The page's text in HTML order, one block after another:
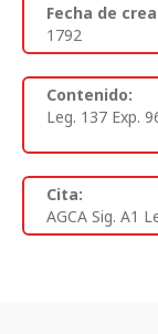
Fecha de
1792
Contenido:
Leg. 137 Exp.
Cita:
AGCA Sig. A1